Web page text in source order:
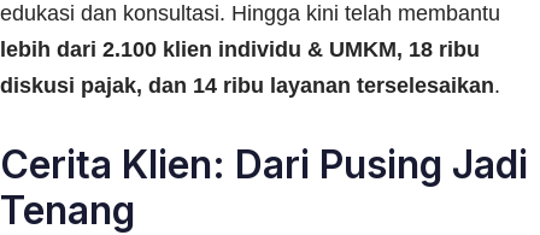
edukasi dan konsultasi. Hingga kini telah membantu
lebih dari 2.100 klien individu & UMKM, 18 ribu
diskusi pajak, dan 14 ribu layanan terselesaikan.
Cerita Klien: Dari Pusing Jadi
Tenang